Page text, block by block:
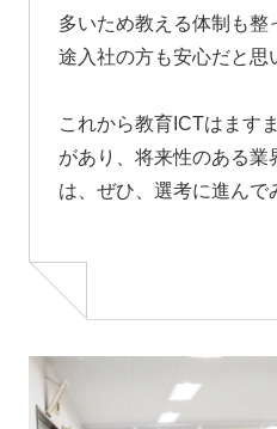
多いため教える体制も整
途入社の方も安心だと思
これから教育ICTはます
があり、将来性のある業
は、ぜひ、選考に進んで